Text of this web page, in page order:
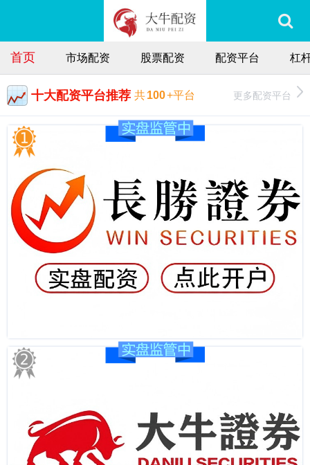
首页 市场配资 股票配资 配资平台 杠
十大配资平台推荐 共100+平台 更多配资平台